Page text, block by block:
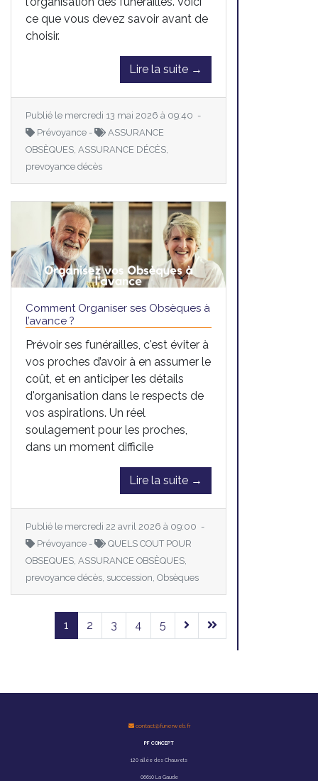
ce que vous devez savoir avant de
choisir.
Lire la suite →
Publié le mercredi 13 mai 2026 à 09:40 -
Prévoyance -
ASSURANCE
OBSÈQUES, ASSURANCE DÉCÈS,
prevoyance décès
Comment Organiser ses Obsèques à
l’avance ?
Prévoir ses funérailles, c'est éviter à
vos proches d’avoir à en assumer le
coût, et en anticiper les détails
d'organisation dans le respects de
vos aspirations. Un réel
soulagement pour les proches,
dans un moment difficile
Lire la suite →
Publié le mercredi 22 avril 2026 à 09:00 -
Prévoyance -
QUELS COUT POUR
OBSEQUES, ASSURANCE OBSÈQUES,
prevoyance décès, succession, Obsèques
1 2 3 4 5
contact@funerweb.fr
PF CONCEPT
120 allée des Chauvets
06610 La Gaude